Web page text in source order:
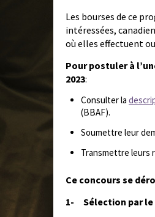
Les bourses de ce
intéressées,
où elles effectuent
Pour postuler à
2023:
Consulter la
(BBAF).
Soumettre leur
Transmettre leurs
Ce concours se
1- Sélection par